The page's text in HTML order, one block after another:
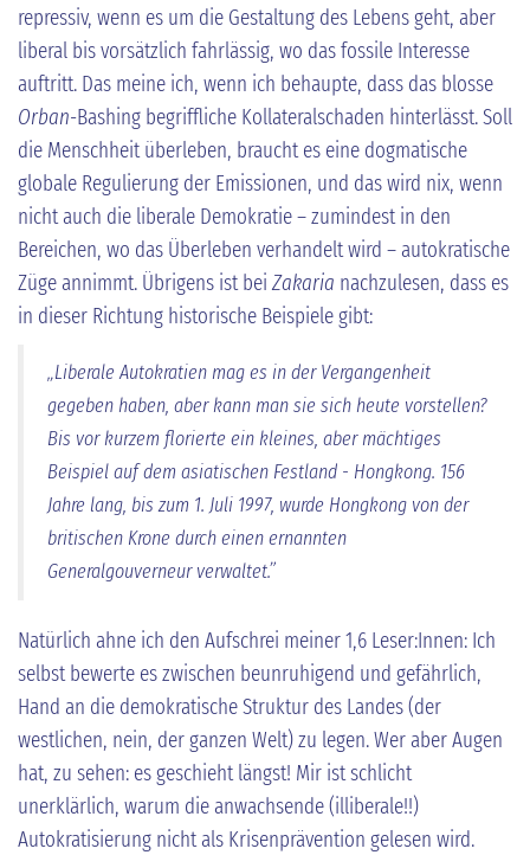
repressiv, wenn es um die Gestaltung des Lebens geht, aber
liberal bis vorsätzlich fahrlässig, wo das fossile Interesse
auftritt. Das meine ich, wenn ich behaupte, dass das blosse
Orban-Bashing begriffliche Kollateralschaden hinterlässt. Soll
die Menschheit überleben, braucht es eine dogmatische
globale Regulierung der Emissionen, und das wird nix, wenn
nicht auch die liberale Demokratie – zumindest in den
Bereichen, wo das Überleben verhandelt wird – autokratische
Züge annimmt. Übrigens ist beiZakaria nachzulesen, dass es
in dieser Richtung historische Beispiele gibt:
„Liberale Autokratien mag es in der Vergangenheit
gegeben haben, aber kann man sie sich heute vorstellen?
Bis vor kurzem florierte ein kleines, aber mächtiges
Beispiel auf dem asiatischen Festland - Hongkong. 156
Jahre lang, bis zum 1. Juli 1997, wurde Hongkong von der
britischen Krone durch einen ernannten
Generalgouverneur verwaltet.”
Natürlich ahne ich den Aufschrei meiner 1,6 Leser:Innen: Ich
selbst bewerte es zwischen beunruhigend und gefährlich,
Hand an die demokratische Struktur des Landes (der
westlichen, nein, der ganzen Welt) zu legen. Wer aber Augen
hat, zu sehen: es geschieht längst! Mir ist schlicht
unerklärlich, warum die anwachsende (illiberale!!)
Autokratisierung nicht als Krisenprävention gelesen wird.